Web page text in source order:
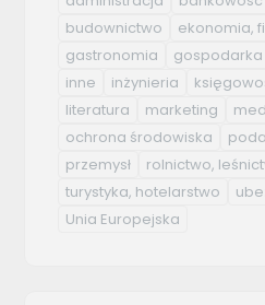
budownictwo
ekonomia,
gastronomia
gospodarka
inne
inżynieria
literatura
marketing
ochrona środowiska
przemysł
rolnictwo,
turystyka, hotelarstwo
Unia Europejska